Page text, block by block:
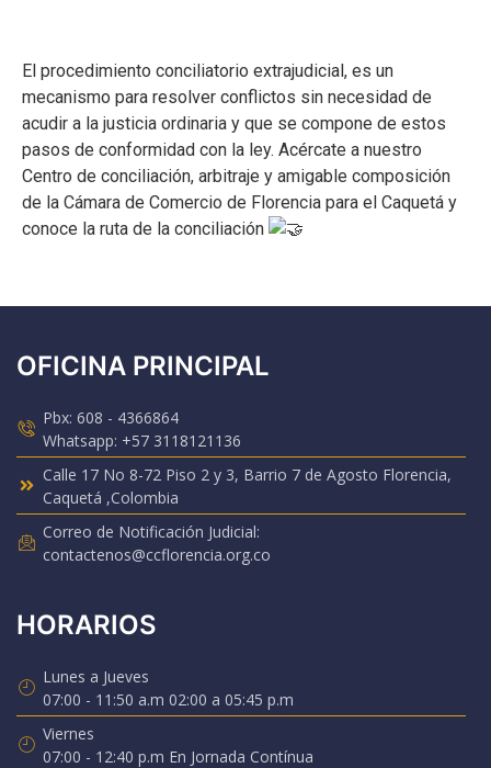
El procedimiento conciliatorio extrajudicial, es un
mecanismo para resolver conflictos sin necesidad de
acudir a la justicia ordinaria y que se compone de estos
pasos de conformidad con la ley. Acércate a nuestro
Centro de conciliación, arbitraje y amigable composición
de la Cámara de Comercio de Florencia para el Caquetá y
conoce la ruta de la conciliación
OFICINA PRINCIPAL
Pbx: 608 - 4366864
Whatsapp: +57 3118121136
Calle 17 No 8-72 Piso 2 y 3, Barrio 7 de Agosto Florencia,
Caquetá ,Colombia
Correo de Notificación Judicial:
contactenos@ccflorencia.org.co
HORARIOS
Lunes a Jueves
07:00 - 11:50 a.m 02:00 a 05:45 p.m
Viernes
07:00 - 12:40 p.m En Jornada Contínua